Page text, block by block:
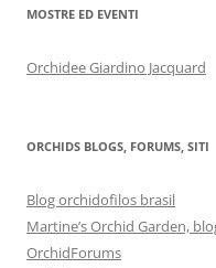
MOSTRE ED EVENTI
Orchidee Giardino Jacquard
ORCHIDS BLOGS, FORUMS, SITI
Blog orchidofilos brasil
Martine’s Orchid Garden,
OrchidForums